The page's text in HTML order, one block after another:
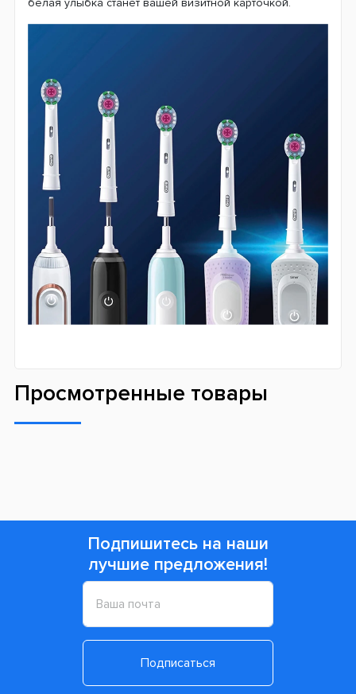
Просмотренные товары
Подпишитесь на наши
лучшие предложения!
Подписаться